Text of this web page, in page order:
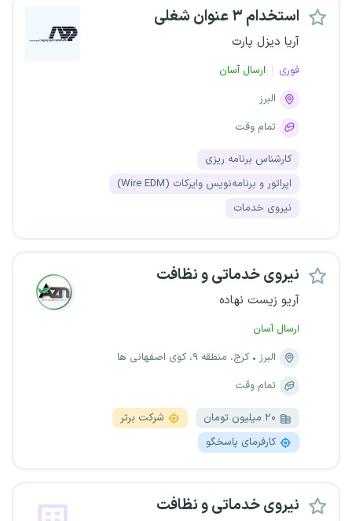
استخدام ۳ عنوان شغلی
آریا دیزل پارت
فوری
ارسال آسان
البرز
تمام وقت
کارشناس برنامه ریزی
اپراتور و برنامه‌نویس وایرکات (Wire EDM)
نیروی خدمات
نیروی خدماتی و نظافت
آریو زیست نهاده
ارسال آسان
البرز
کرج، منطقه ۹، کوی اصفهانی ها
تمام وقت
۲۰ میلیون تومان
شرکت برتر
کارفرمای پاسخگو
نیروی خدماتی و نظافت